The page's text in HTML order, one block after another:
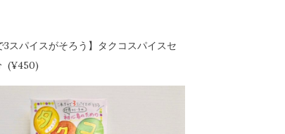
3スパイスがそろう】
タクコスパイスセ
(¥450)